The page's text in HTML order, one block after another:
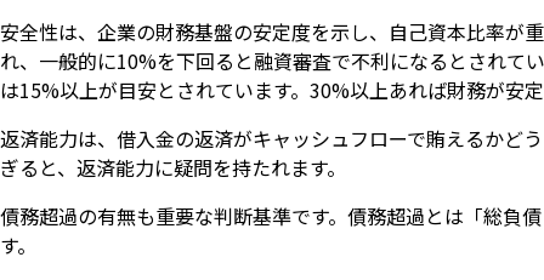
安全性は、企業の財務基盤の安定度を示し、自己資本比率
れ、一般的に10%を下回ると融資審査で不利になるとされて
は15%以上が目安とされています。30%以上あれば財務が安
返済能力は、借入金の返済がキャッシュフローで賄えるか
ぎると、返済能力に疑問を持たれます。
債務超過の有無も重要な判断基準です。債務超過とは「総負
す。